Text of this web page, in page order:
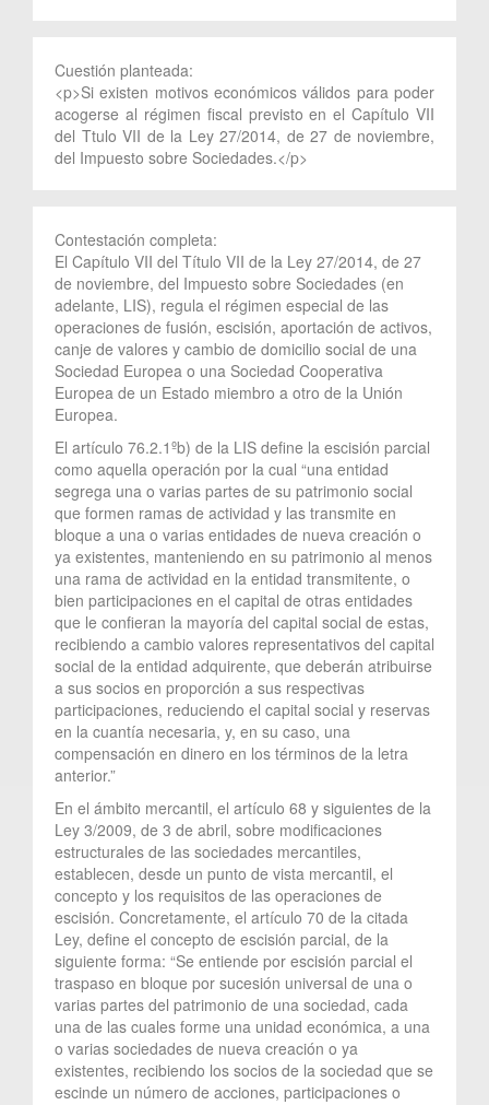
Cuestión planteada:
<p>Si existen motivos económicos válidos para poder
acogerse al régimen fiscal previsto en el Capítulo VII
del Ttulo VII de la Ley 27/2014, de 27 de noviembre,
del Impuesto sobre Sociedades.</p>
Contestación completa:
El Capítulo VII del Título VII de la Ley 27/2014, de 27
de noviembre, del Impuesto sobre Sociedades (en
adelante, LIS), regula el régimen especial de las
operaciones de fusión, escisión, aportación de activos,
canje de valores y cambio de domicilio social de una
Sociedad Europea o una Sociedad Cooperativa
Europea de un Estado miembro a otro de la Unión
Europea.
El artículo 76.2.1ºb) de la LIS define la escisión parcial
como aquella operación por la cual “una entidad
segrega una o varias partes de su patrimonio social
que formen ramas de actividad y las transmite en
bloque a una o varias entidades de nueva creación o
ya existentes, manteniendo en su patrimonio al menos
una rama de actividad en la entidad transmitente, o
bien participaciones en el capital de otras entidades
que le confieran la mayoría del capital social de estas,
recibiendo a cambio valores representativos del capital
social de la entidad adquirente, que deberán atribuirse
a sus socios en proporción a sus respectivas
participaciones, reduciendo el capital social y reservas
en la cuantía necesaria, y, en su caso, una
compensación en dinero en los términos de la letra
anterior.”
En el ámbito mercantil, el artículo 68 y siguientes de la
Ley 3/2009, de 3 de abril, sobre modificaciones
estructurales de las sociedades mercantiles,
establecen, desde un punto de vista mercantil, el
concepto y los requisitos de las operaciones de
escisión. Concretamente, el artículo 70 de la citada
Ley, define el concepto de escisión parcial, de la
siguiente forma: “Se entiende por escisión parcial el
traspaso en bloque por sucesión universal de una o
varias partes del patrimonio de una sociedad, cada
una de las cuales forme una unidad económica, a una
o varias sociedades de nueva creación o ya
existentes, recibiendo los socios de la sociedad que se
escinde un número de acciones, participaciones o